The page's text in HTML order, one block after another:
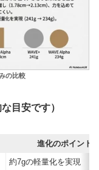
の比較
目安です）
進化のポイント
約7gの軽量化を実現